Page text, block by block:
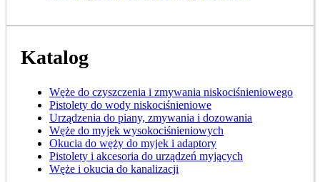
Katalog
Węże do czyszczenia i zmywania niskociśnieniowego
Pistolety do wody niskociśnieniowe
Urządzenia do piany, zmywania i dozowania
Węże do myjek wysokociśnieniowych
Okucia do węży do myjek i adaptory
Pistolety i akcesoria do urządzeń myjących
Węże i okucia do kanalizacji